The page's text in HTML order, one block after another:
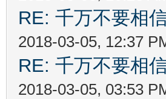
RE: 千万不要相
2018-03-05, 12:37
RE: 千万不要相
2018-03-05, 03:53